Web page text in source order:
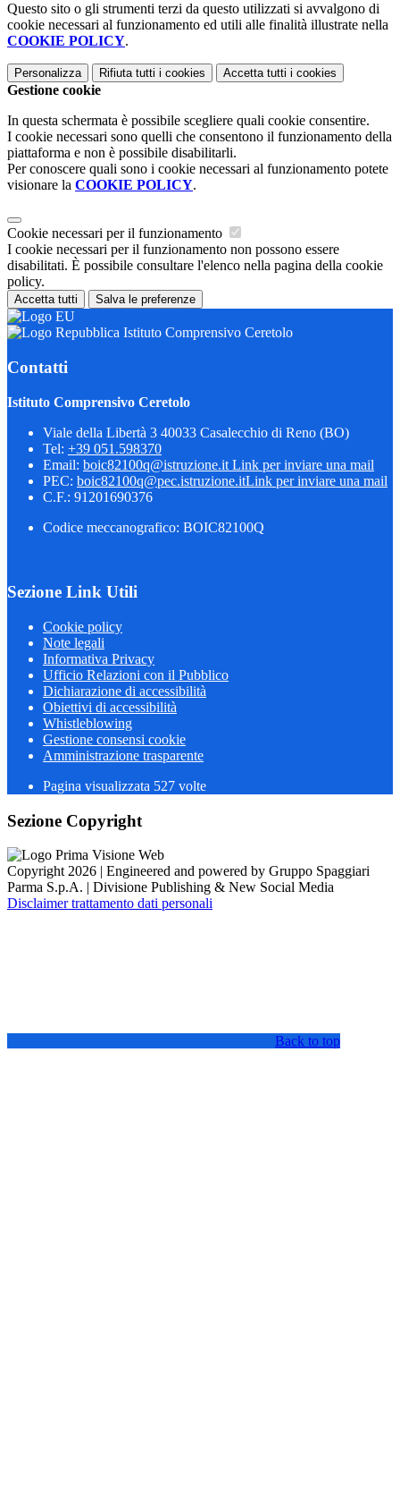
Questo sito o gli strumenti terzi da questo utilizzati si avvalgono di
cookie necessari al funzionamento ed utili alle finalità illustrate nella
COOKIE POLICY.
Personalizza Rifiuta tutti i cookies Accetta tutti i cookies
Gestione cookie
In questa schermata è possibile scegliere quali cookie consentire.
I cookie necessari sono quelli che consentono il funzionamento della
piattaforma e non è possibile disabilitarli.
Per conoscere quali sono i cookie necessari al funzionamento potete
visionare la COOKIE POLICY.
Cookie necessari per il funzionamento
I cookie necessari per il funzionamento non possono essere
disabilitati. È possibile consultare l'elenco nella pagina della cookie
policy.
Accetta tutti Salva le preferenze
Istituto Comprensivo Ceretolo
Contatti
Istituto Comprensivo Ceretolo
Viale della Libertà 3 40033 Casalecchio di Reno (BO)
Tel: +39 051.598370
Email: boic82100q@istruzione.it Link per inviare una mail
PEC: boic82100q@pec.istruzione.itLink per inviare una mail
C.F.: 91201690376
Codice meccanografico: BOIC82100Q
Sezione Link Utili
Cookie policy
Note legali
Informativa Privacy
Ufficio Relazioni con il Pubblico
Dichiarazione di accessibilità
Obiettivi di accessibilità
Whistleblowing
Gestione consensi cookie
Amministrazione trasparente
Pagina visualizzata 527 volte
Sezione Copyright
Copyright 2026 | Engineered and powered by Gruppo Spaggiari
Parma S.p.A. | Divisione Publishing & New Social Media
Disclaimer trattamento dati personali
Back to top